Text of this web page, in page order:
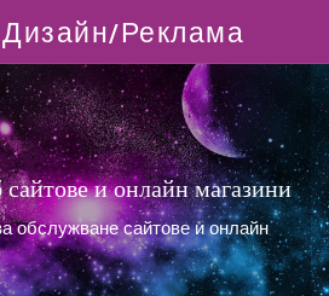
Реклама
сайтове и онлайн магазини
обслужване сайтове и онлайн